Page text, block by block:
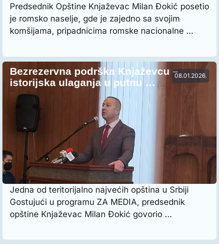
Predsednik Opštine Knjaževac Milan Đokić posetio
je romsko naselje, gde je zajedno sa svojim
komšijama, pripadnicima romske nacionalne …
08.01.2026.
Bezrezervna podrška Knjaževcu –
istorijska ulaganja u putnu …
Jedna od teritorijalno najvećih opština u Srbiji
Gostujući u programu ZA MEDIA, predsednik
opštine Knjaževac Milan Đokić govorio …